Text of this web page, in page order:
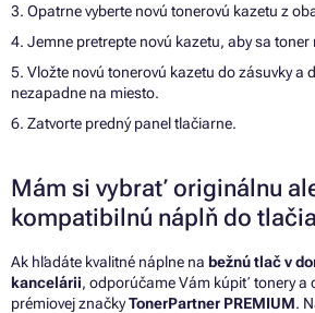
3. Opatrne vyberte novú tonerovú kazetu z
4. Jemne pretrepte novú kazetu, aby sa
5. Vložte novú tonerovú kazetu do zásuvky a
nezapadne na miesto.
6. Zatvorte predný panel tlačiarne.
Mám si vybrať originálnu
kompatibilnú náplň do
Ak hľadáte kvalitné náplne na bežnú tlač v
kancelárii, odporúčame Vám kúpiť tonery a
prémiovej značkyTonerPartner PREMIUM.